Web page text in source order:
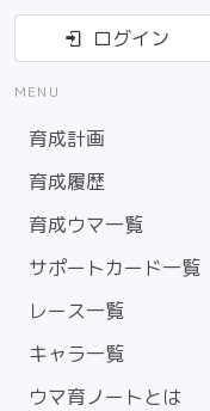
ログイン
MENU
育成計画
育成履歴
育成ウマ一覧
サポートカード一覧
レース一覧
キャラ一覧
ウマ育ノートとは